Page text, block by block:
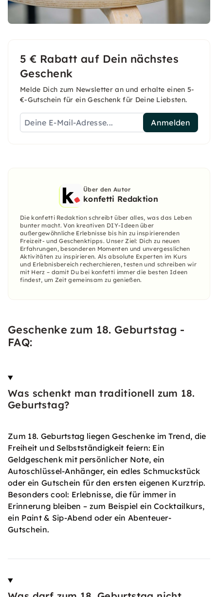
5 € Rabatt auf Dein nächstes
Geschenk
Melde Dich zum Newsletter an und erhalte einen 5-
€-Gutschein für ein Geschenk für Deine Liebsten.
Anmelden
Über den Autor
konfetti Redaktion
Die konfetti Redaktion schreibt über alles, was das Leben
bunter macht. Von kreativen DIY-Ideen über
außergewöhnliche Erlebnisse bis hin zu inspirierenden
Freizeit- und Geschenktipps. Unser Ziel: Dich zu neuen
Erfahrungen, besonderen Momenten und unvergesslichen
Aktivitäten zu inspirieren. Als absolute Experten im Kurs
und Erlebnisbereich recherchieren, testen und schreiben wir
mit Herz – damit Du bei konfetti immer die besten Ideen
findest, um Zeit gemeinsam zu genießen.
Geschenke zum 18. Geburtstag -
FAQ:
Was schenkt man traditionell zum 18.
Geburtstag?
Zum 18. Geburtstag liegen Geschenke im Trend, die
Freiheit und Selbstständigkeit feiern: Ein
Geldgeschenk mit persönlicher Note, ein
Autoschlüssel-Anhänger, ein edles Schmuckstück
oder ein Gutschein für den ersten eigenen Kurztrip.
Besonders cool: Erlebnisse, die für immer in
Erinnerung bleiben – zum Beispiel ein Cocktailkurs,
ein Paint & Sip-Abend oder ein Abenteuer-
Gutschein.